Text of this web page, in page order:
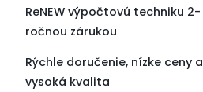
ReNEW výpočtovú techniku 2-
ročnou zárukou
Rýchle doručenie, nízke ceny a
vysoká kvalita